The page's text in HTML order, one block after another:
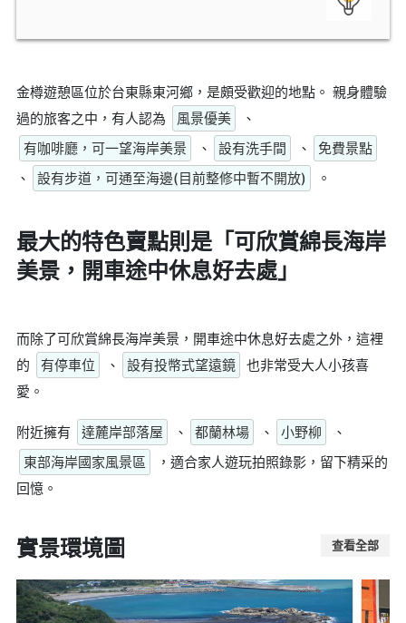
金樽遊憩區位於台東縣東河鄉，是頗受歡迎的地點。 親身體驗
過的旅客之中，有人認為
風景優美
、
有咖啡廳，可一望海岸美景
、 設有洗手間 、
免費景點
、
設有步道，可通至海邊(目前整修中暫不開放) 。
最大的特色賣點則是「可欣賞綿長海岸
美景，開車途中休息好去處」
而除了可欣賞綿長海岸美景，開車途中休息好去處之外，這裡
的
有停車位 、 設有投幣式望遠鏡
也非常受大人小孩喜
愛。
附近擁有 達麓岸部落屋 、 都蘭林場 、 小野柳
、
東部海岸國家風景區
，適合家人遊玩拍照錄影，留下精采的
回憶。
實景環境圖 查看全部